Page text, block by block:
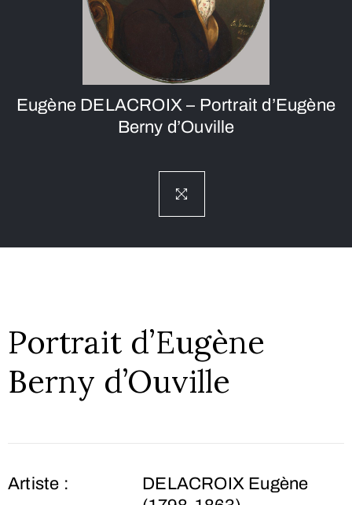
Eugène DELACROIX – Portrait d’Eugène
Berny d’Ouville
Portrait d’Eugène
Berny d’Ouville
Artiste :
DELACROIX Eugène